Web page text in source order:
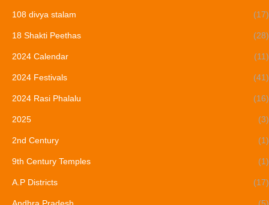
108 divya stalam (17)
18 Shakti Peethas (28)
2024 Calendar (11)
2024 Festivals (41)
2024 Rasi Phalalu (16)
2025 (3)
2nd Century (1)
9th Century Temples (1)
A.P Districts (17)
Andhra Pradesh (5)